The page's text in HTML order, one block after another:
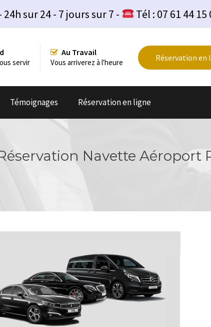
24h sur 24 - 7 jours sur 7 - Tél : 07 61 44 15
Réservation en
servir
Au Travail
Vous arriverez à l'heure
Témoignages Réservation en ligne
Navette Aéroport